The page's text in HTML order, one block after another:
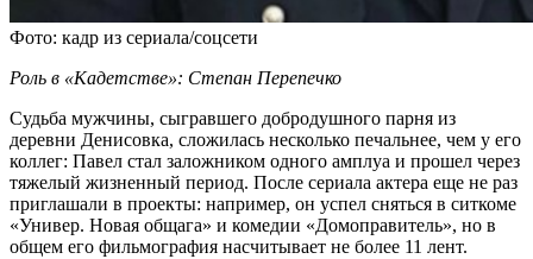
Фото: кадр из сериала/соцсети
Роль в «Кадетстве»: Степан Перепечко
Судьба мужчины, сыгравшего добродушного парня из
деревни Денисовка, сложилась несколько печальнее, чем у его
коллег: Павел стал заложником одного амплуа и прошел через
тяжелый жизненный период. После сериала актера еще не раз
приглашали в проекты: например, он успел сняться в ситкоме
«Универ. Новая общага» и комедии «Домоправитель», но в
общем его фильмография насчитывает не более 11 лент.